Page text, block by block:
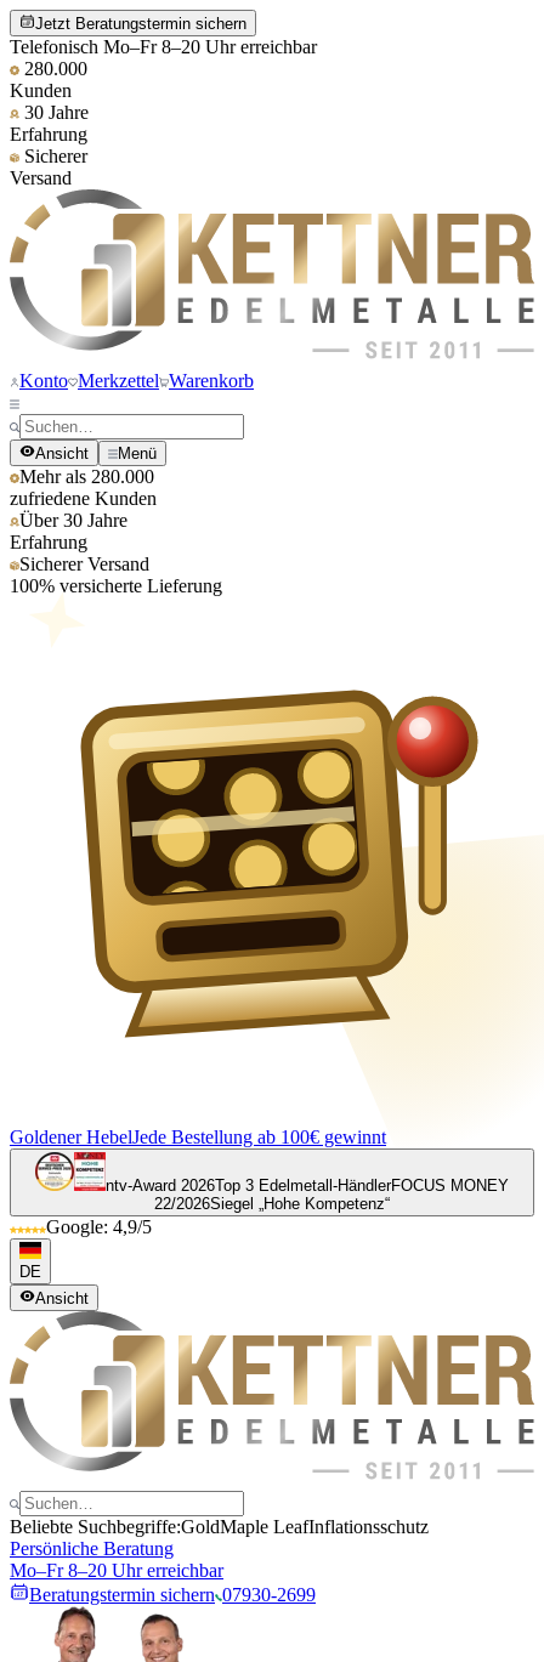
Jetzt Beratungstermin sichern
Telefonisch Mo–Fr 8–20 Uhr erreichbar
280.000
Kunden
30 Jahre
Erfahrung
Sicherer
Versand
Konto Merkzettel Warenkorb
Ansicht Menü
Mehr als 280.000
zufriedene Kunden
Über 30 Jahre
Erfahrung
Sicherer Versand
100% versicherte Lieferung
Goldener HebelJede Bestellung ab 100€ gewinnt
ntv-Award 2026Top 3 Edelmetall-HändlerFOCUS MONEY
22/2026Siegel „Hohe Kompetenz“
Google: 4,9/5
DE
Ansicht
Beliebte Suchbegriffe:GoldMaple LeafInflationsschutz
Persönliche Beratung
Mo–Fr 8–20 Uhr erreichbar
Beratungstermin sichern 07930-2699